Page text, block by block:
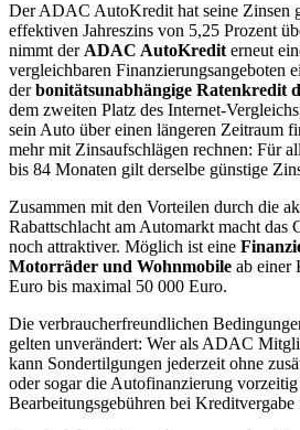
Der ADAC AutoKredit hat seine Zinsen
effektiven Jahreszins von 5,25 Prozent
nimmt der ADAC AutoKredit erneut
vergleichbaren Finanzierungsangeboten
derbonitätsunabhängige Ratenkredit
dem zweiten Platz des Internet-
sein Auto über einen längeren Zeitraum
mehr mit Zinsaufschlägen rechnen: Für
bis 84 Monaten gilt derselbe günstige
Zusammen mit den Vorteilen durch die
Rabattschlacht am Automarkt macht das
noch attraktiver. Möglich ist eine
Motorräder und Wohnmobile ab einer
Euro bis maximal 50 000 Euro.
Die verbraucherfreundlichen
gelten unverändert: Wer als ADAC
kann Sondertilgungen jederzeit ohne
oder sogar die Autofinanzierung
Bearbeitungsgebühren bei